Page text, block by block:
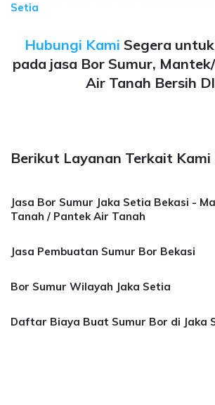
Setia
Hubungi Kami Segera
pada jasa Bor Sumur,
Air Tanah Bersih
Berikut Layanan Terkait Kami
Jasa Bor Sumur Jaka Setia Bekasi -
Tanah / Pantek Air Tanah
Jasa Pembuatan Sumur Bor Bekasi
Bor Sumur Wilayah Jaka Setia
Daftar Biaya Buat Sumur Bor di Jaka